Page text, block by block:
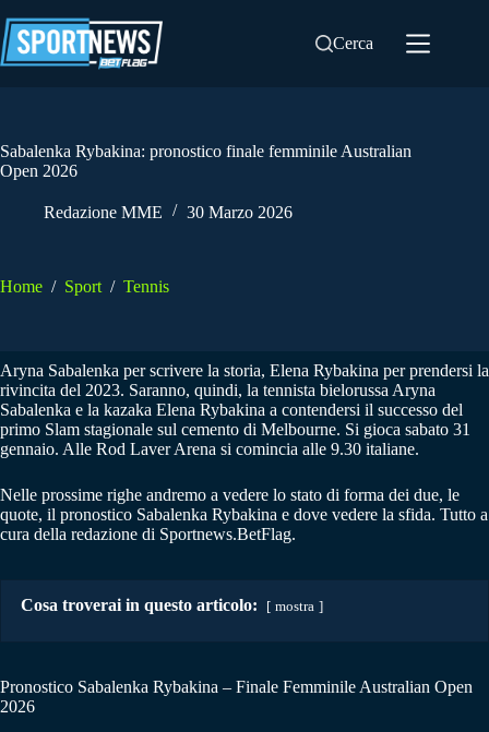
al
contenuto
Cerca
Sabalenka Rybakina: pronostico finale femminile Australian
Open 2026
Redazione MME 30 Marzo 2026
Home / Sport / Tennis
Aryna Sabalenka per scrivere la storia, Elena Rybakina per prendersi la
rivincita del 2023. Saranno, quindi, la tennista bielorussa Aryna
Sabalenka e la kazaka Elena Rybakina a contendersi il successo del
primo Slam stagionale sul cemento di Melbourne. Si gioca sabato 31
gennaio. Alle Rod Laver Arena si comincia alle 9.30 italiane.
Nelle prossime righe andremo a vedere lo stato di forma dei due, le
quote, il pronostico Sabalenka Rybakina e dove vedere la sfida. Tutto a
cura della redazione di Sportnews.BetFlag.
Cosa troverai in questo articolo: mostra
Pronostico Sabalenka Rybakina – Finale Femminile Australian Open
2026